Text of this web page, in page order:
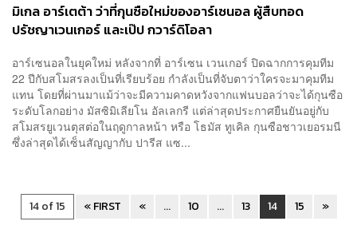
มิเกล อาร์เตต้า ว่าที่กุนซือใหม่ของอาร์เซนอล ผู้สืบทอด
ปรัชญาเวนเกอร์ และเป๊ป กวาร์ดิโอลา
อาร์เซนอลในยุคใหม่ หลังจากที่ อาร์เซน เวนเกอร์ ปิดฉากการคุมทีม
22 ปีกับสโมสรลงเป็นที่เรียบร้อย กำลังเป็นที่จับตาว่าใครจะมาคุมทีม
แทน โดยที่ผ่านมาแม้ว่าจะมีความคาดหวังจากแฟนบอลว่าจะได้กุนซือ
ระดับโลกอย่าง มัสซิมิเลียโน อัลเลกรี แต่ล่าสุดประกาศยืนยันอยู่กับ
สโมสรยูเวนตุสต่อในฤดูกาลหน้า หรือ โธมัส ทูเคิล กุนซือชาวเยอรมนี
ซึ่งล่าสุดได้เซ็นสัญญากับ ปารีส แซ...
14 of 15 « FIRST « ... 10 ... 13 14 15 »